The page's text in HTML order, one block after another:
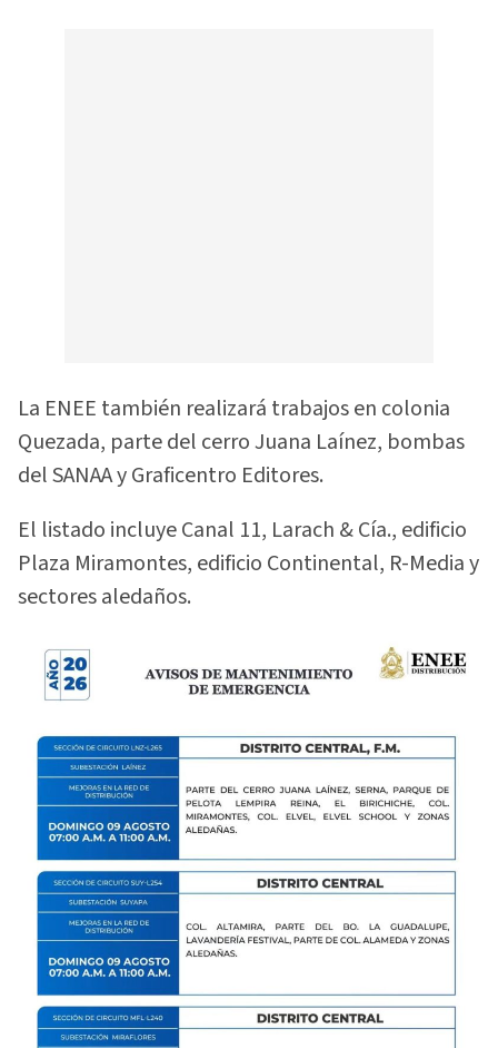
La ENEE también realizará trabajos en colonia
Quezada, parte del cerro Juana Laínez, bombas
del SANAA y Graficentro Editores.
El listado incluye Canal 11, Larach & Cía., edificio
Plaza Miramontes, edificio Continental, R-Media y
sectores aledaños.